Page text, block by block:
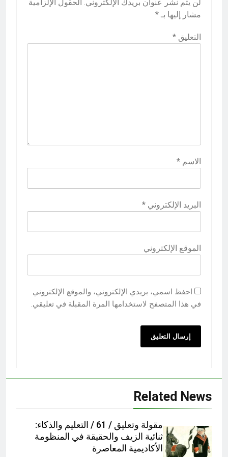
لن يتم نشر عنوان بريدك الإلكتروني. الحقول الإلزامية
مشار إليها بـ *
التعليق *
الاسم *
البريد الإلكتروني *
الموقع الإلكتروني
احفظ اسمي، بريدي الإلكتروني، والموقع الإلكتروني
في هذا المتصفح لاستخدامها المرة المقبلة في تعليقي.
Related News
مقولة وتعليق / 61 / التعليم والذكاء:
ثنائية الزيف والحقيقة في المنظومة
الأكاديمية المعاصرة